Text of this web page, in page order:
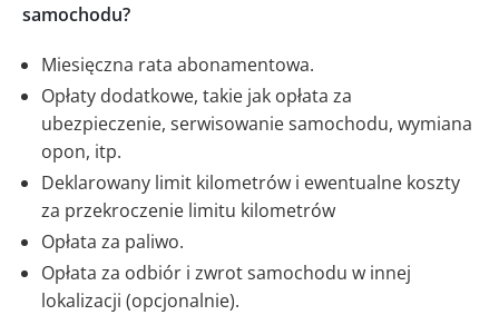
samochodu?
Miesięczna rata abonamentowa.
Opłaty dodatkowe, takie jak opłata za
ubezpieczenie, serwisowanie samochodu, wymiana
opon, itp.
Deklarowany limit kilometrów i ewentualne koszty
za przekroczenie limitu kilometrów
Opłata za paliwo.
Opłata za odbiór i zwrot samochodu w innej
lokalizacji (opcjonalnie).